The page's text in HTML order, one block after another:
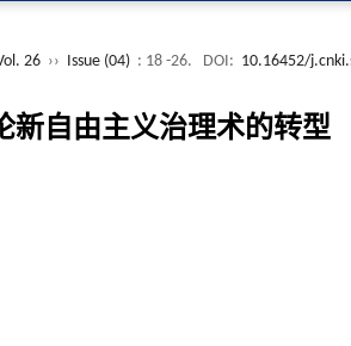
26 ›› Issue (04) : 18 -26. DOI: 10.16452/
自由主义治理术的转型